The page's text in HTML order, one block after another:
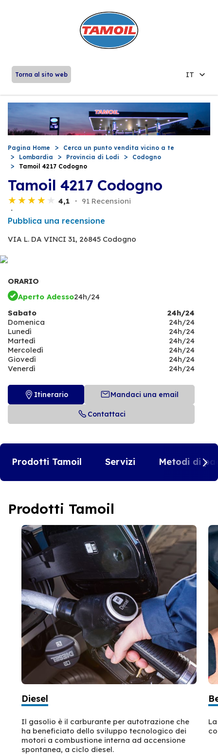
Torna al sito web IT
Pagina Home
Cerca un punto vendita vicino a te
Lombardia
Provincia di Lodi
Codogno
Tamoil 4217 Codogno
Tamoil 4217 Codogno
4,1 91 Recensioni
Pubblica una recensione
VIA L. DA VINCI 31, 26845 Codogno
ORARIO
Aperto Adesso24h/24
Sabato
24h/24
Domenica
24h/24
Lunedì
24h/24
Martedì
24h/24
Mercoledì
24h/24
Giovedì
24h/24
Venerdì
24h/24
Itinerario Mandaci una email
Contattaci
Prodotti Tamoil Servizi Metodi di
Prodotti Tamoil
Diesel
Il gasolio è il carburante per autotrazione che
ha beneficiato dello sviluppo tecnologico dei
motori a combustione interna ad accensione
spontanea, a ciclo diesel.